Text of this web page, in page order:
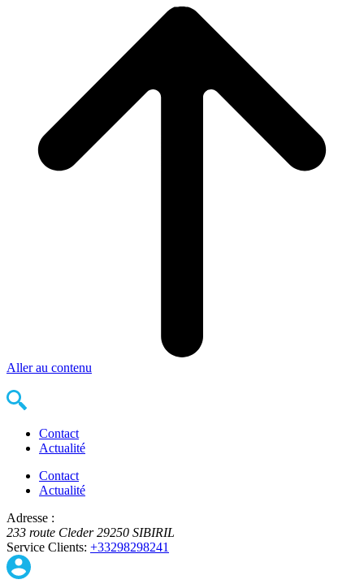
Aller au contenu
Contact
Actualité
Contact
Actualité
Adresse :
233 route Cleder 29250 SIBIRIL
Service Clients: +33298298241